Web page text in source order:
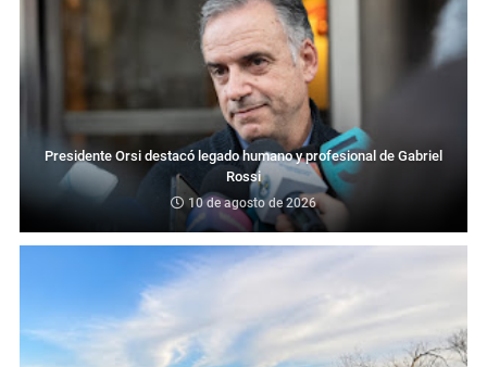
Presidente Orsi destacó legado humano y profesional de Gabriel
Rossi
10 de agosto de 2026